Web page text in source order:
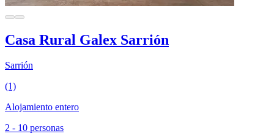
Casa Rural Galex Sarrión
Sarrión
(1)
Alojamiento entero
2 - 10 personas